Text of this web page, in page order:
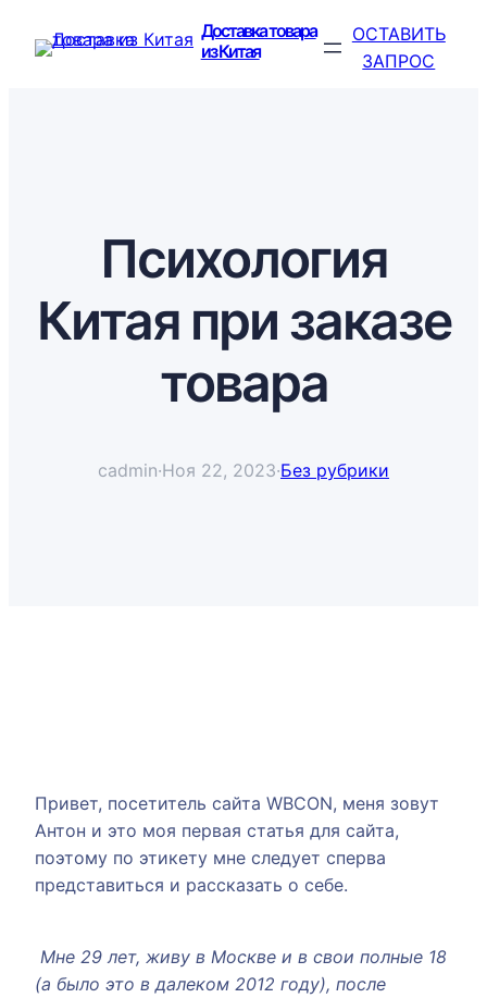
Доставка товара
из Китая
ОСТАВИТЬ
ЗАПРОС
Психология
Китая при заказе
товара
cadmin·Ноя 22, 2023·Без рубрики
Привет, посетитель сайта WBCON, меня зовут
Антон и это моя первая статья для сайта,
поэтому по этикету мне следует сперва
представиться и рассказать о себе.
Мне 29 лет, живу в Москве и в свои полные 18
(а было это в далеком 2012 году), после